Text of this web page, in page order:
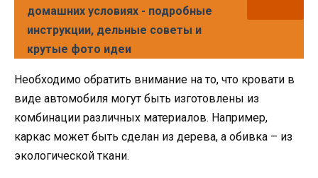
домашних условиях - подробные
инструкции, дельные советы и
крутые фото идеи
Необходимо обратить внимание на то, что кровати в
виде автомобиля могут быть изготовлены из
комбинации различных материалов. Например,
каркас может быть сделан из дерева, а обивка – из
экологической ткани.